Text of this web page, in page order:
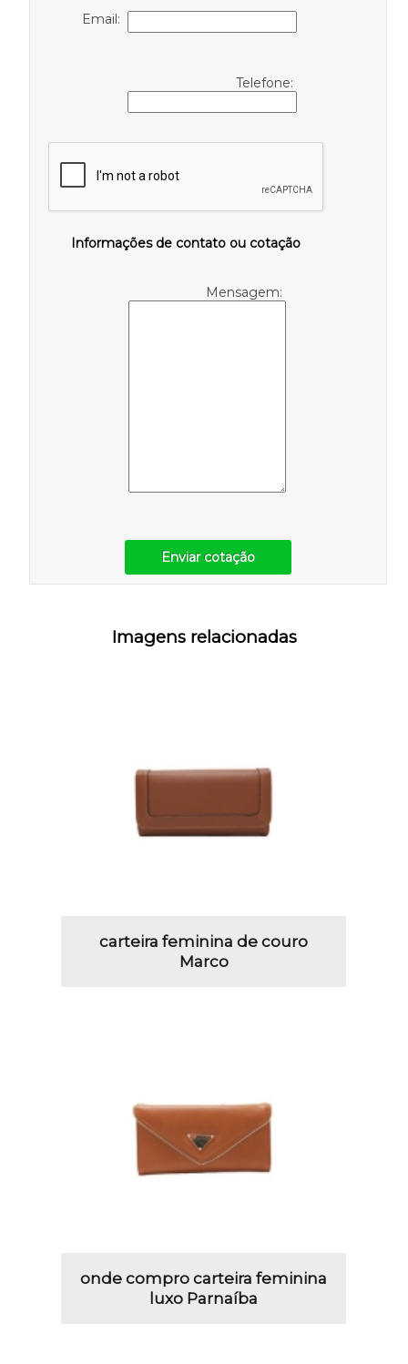
Email:
Telefone:
Informações de contato ou cotação
Mensagem:
Enviar cotação
Imagens relacionadas
carteira feminina de couro
Marco
onde compro carteira feminina
luxo Parnaíba